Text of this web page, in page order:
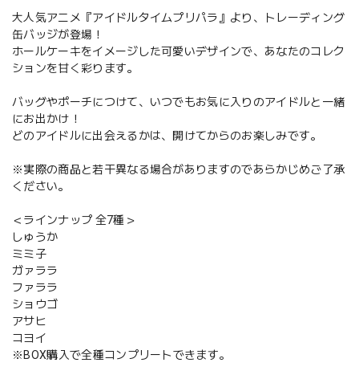
大人気アニメ『アイドルタイムプリパラ』より、トレーディング
缶バッジが登場！
ホールケーキをイメージした可愛いデザインで、あなたのコレク
ションを甘く彩ります。
バッグやポーチにつけて、いつでもお気に入りのアイドルと一緒
にお出かけ！
どのアイドルに出会えるかは、開けてからのお楽しみです。
※実際の商品と若干異なる場合がありますのであらかじめご了承
ください。
＜ラインナップ 全7種＞
しゅうか
ミミ子
ガァララ
ファララ
ショウゴ
アサヒ
コヨイ
※BOX購入で全種コンプリートできます。